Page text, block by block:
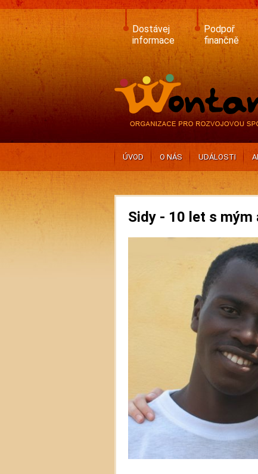
Skip
to
content
Dostávej
informace
Podpoř
finančně
ÚVOD O NÁS UDÁLOSTI
Sidy - 10 let s